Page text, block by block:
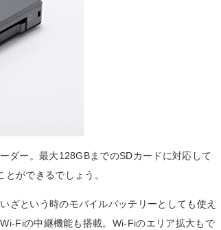
ダー。最大128GBまでのSDカードに対応して
ができるでしょう。
ざという時のモバイルバッテリーとしても使え
Fiの中継機能も搭載。Wi-Fiのエリア拡大もで